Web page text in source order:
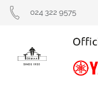
024 322 9575